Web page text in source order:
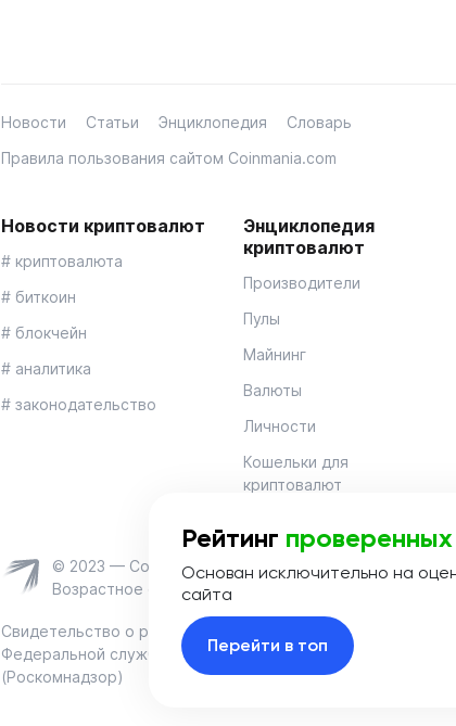
Новости Статьи Энциклопедия
Словарь
Правила пользования сайтом Coinmania.com
Новости криптовалют
# криптовалюта
# биткоин
# блокчейн
# аналитика
# законодательство
Энциклопедия
криптовалют
Производители
Пулы
Майнинг
Валюты
Личности
Кошельки для
криптовалют
© 2023 — Coinmania
Возрастное ограничение 16+
Свидетельство о регистрации средства массовой
Федеральной службой по надзору в сфере связи,
(Роскомнадзор)
Рейтинг проверенных
Основан исключительно на
сайта
Перейти в топ